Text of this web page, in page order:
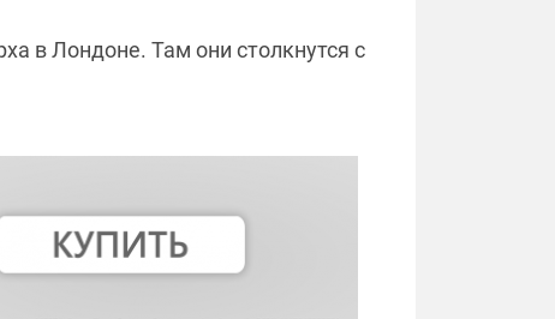
в Лондоне. Там они столкнутся с